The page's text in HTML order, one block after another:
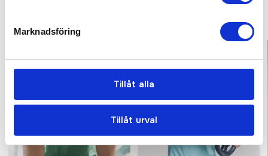
Marknadsföring
Tillåt alla
Tillåt urval